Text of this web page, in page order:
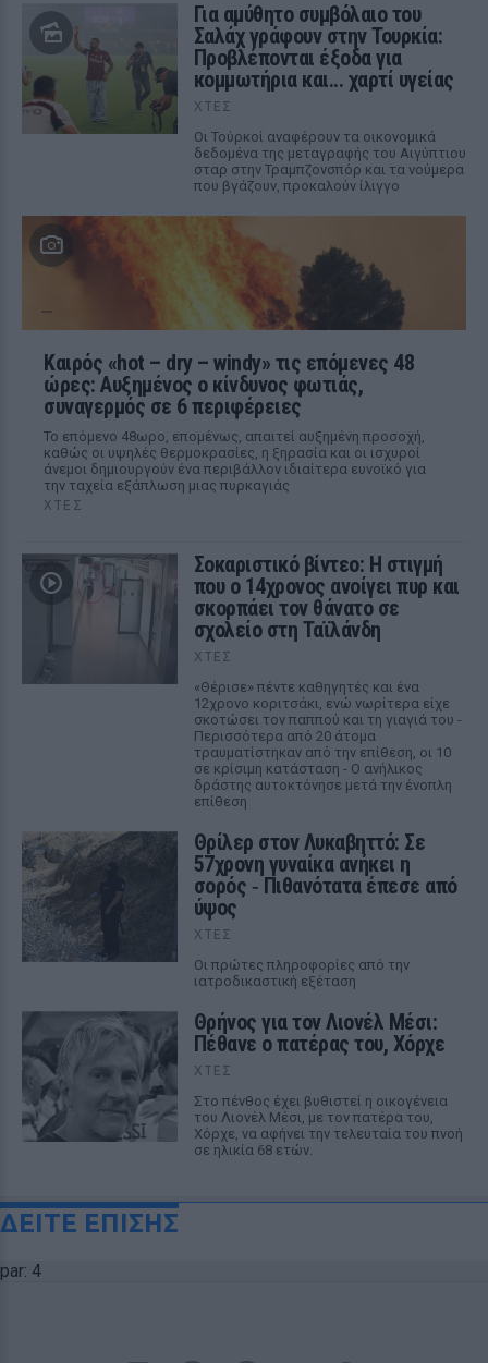
Για αμύθητο συμβόλαιο του
Σαλάχ γράφουν στην Τουρκία:
Προβλέπονται έξοδα για
κομμωτήρια και... χαρτί υγείας
ΧΤΕΣ
Οι Τούρκοί αναφέρουν τα οικονομικά
δεδομένα της μεταγραφής του Αιγύπτιου
σταρ στην Τραμπζονσπόρ και τα νούμερα
που βγάζουν, προκαλούν ίλιγγο
Καιρός «hot – dry – windy» τις επόμενες 48
ώρες: Αυξημένος ο κίνδυνος φωτιάς,
συναγερμός σε 6 περιφέρειες
Το επόμενο 48ωρο, επομένως, απαιτεί αυξημένη προσοχή,
καθώς οι υψηλές θερμοκρασίες, η ξηρασία και οι ισχυροί
άνεμοι δημιουργούν ένα περιβάλλον ιδιαίτερα ευνοϊκό για
την ταχεία εξάπλωση μιας πυρκαγιάς
ΧΤΕΣ
Σοκαριστικό βίντεο: Η στιγμή
που ο 14χρονος ανοίγει πυρ και
σκορπάει τον θάνατο σε
σχολείο στη Ταϊλάνδη
ΧΤΕΣ
«Θέρισε» πέντε καθηγητές και ένα
12χρονο κοριτσάκι, ενώ νωρίτερα είχε
σκοτώσει τον παππού και τη γιαγιά του -
Περισσότερα από 20 άτομα
τραυματίστηκαν από την επίθεση, οι 10
σε κρίσιμη κατάσταση - Ο ανήλικος
δράστης αυτοκτόνησε μετά την ένοπλη
επίθεση
Θρίλερ στον Λυκαβηττό: Σε
57χρονη γυναίκα ανήκει η
σορός ‑ Πιθανότατα έπεσε από
ύψος
ΧΤΕΣ
Οι πρώτες πληροφορίες από την
ιατροδικαστική εξέταση
Θρήνος για τον Λιονέλ Μέσι:
Πέθανε ο πατέρας του, Χόρχε
ΧΤΕΣ
Στο πένθος έχει βυθιστεί η οικογένεια
του Λιονέλ Μέσι, με τον πατέρα του,
Χόρχε, να αφήνει την τελευταία του πνοή
σε ηλικία 68 ετών.
ΔΕΙΤΕ ΕΠΙΣΗΣ
par: 4